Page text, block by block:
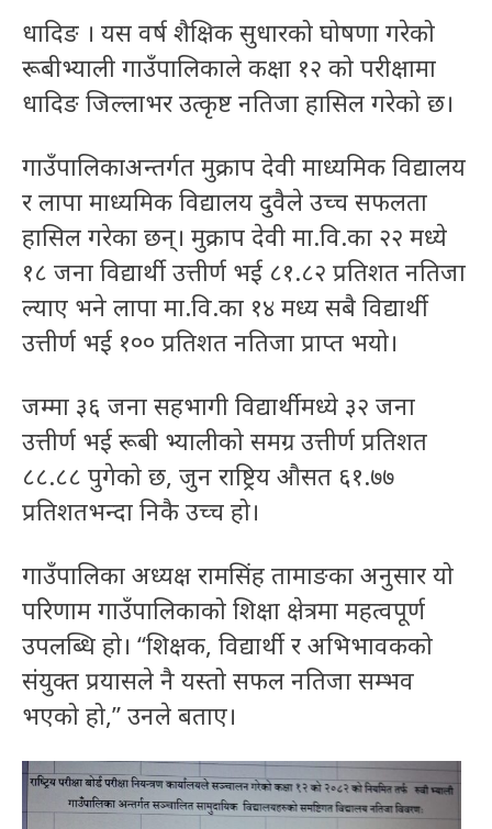
धादिङ । यस वर्ष शैक्षिक सुधारको घोषणा गरेको
रूबीभ्याली गाउँपालिकाले कक्षा १२ को परीक्षामा
धादिङ जिल्लाभर उत्कृष्ट नतिजा हासिल गरेको छ।
गाउँपालिकाअन्तर्गत मुक्राप देवी माध्यमिक विद्यालय
र लापा माध्यमिक विद्यालय दुवैले उच्च सफलता
हासिल गरेका छन्। मुक्राप देवी मा.वि.का २२ मध्ये
१८ जना विद्यार्थी उत्तीर्ण भई ८१.८२ प्रतिशत नतिजा
ल्याए भने लापा मा.वि.का १४ मध्य सबै विद्यार्थी
उत्तीर्ण भई १०० प्रतिशत नतिजा प्राप्त भयो।
जम्मा ३६ जना सहभागी विद्यार्थीमध्ये ३२ जना
उत्तीर्ण भई रूबी भ्यालीको समग्र उत्तीर्ण प्रतिशत
८८.८८ पुगेको छ, जुन राष्ट्रिय औसत ६१.७७
प्रतिशतभन्दा निकै उच्च हो।
गाउँपालिका अध्यक्ष रामसिंह तामाङका अनुसार यो
परिणाम गाउँपालिकाको शिक्षा क्षेत्रमा महत्वपूर्ण
उपलब्धि हो। “शिक्षक, विद्यार्थी र अभिभावकको
संयुक्त प्रयासले नै यस्तो सफल नतिजा सम्भव
भएको हो,” उनले बताए।